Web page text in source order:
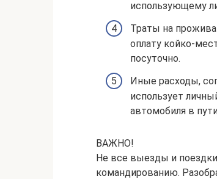
использующему
Траты на
оплату койко-
посуточно.
Иные расходы,
использует
автомобиля в
ВАЖНО!
Не все выезды и
командированию.